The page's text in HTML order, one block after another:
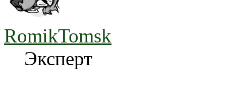
RomikTomsk
Эксперт